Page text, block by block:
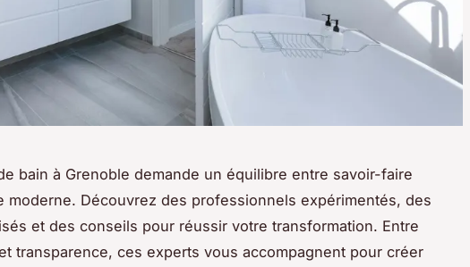
bain à Grenoble demande un équilibre entre savoir-faire
moderne. Découvrez des professionnels expérimentés, des
et des conseils pour réussir votre transformation. Entre
transparence, ces experts vous accompagnent pour créer